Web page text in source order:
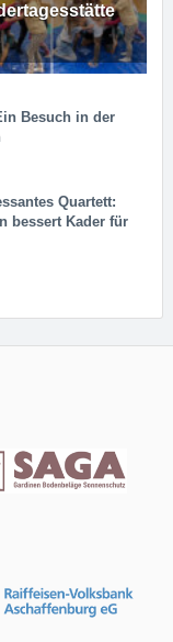
Besuch in der
Quar­tett:
bessert Kader für